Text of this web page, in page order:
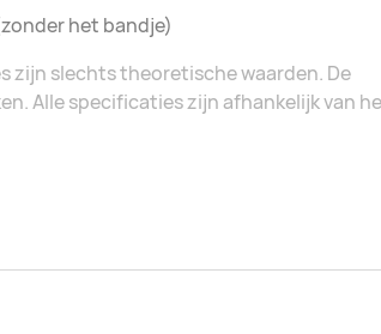
het bandje)
slechts theoretische waarden. De
Alle specificaties zijn afhankelijk van